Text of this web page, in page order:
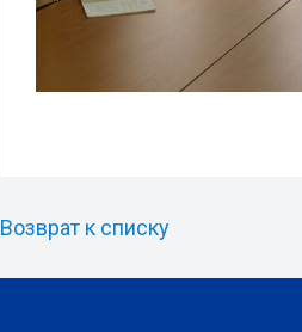
Возврат к списку